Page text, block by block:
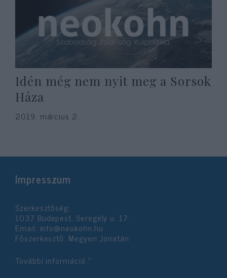
Idén még nem nyit meg a Sorsok
Háza
2019. március 2.
Impresszum
Szerkesztőség:
1037 Budapest, Seregély u. 17.
Email: info@neokohn.hu
Főszerkesztő: Megyeri Jonatán
További információ »